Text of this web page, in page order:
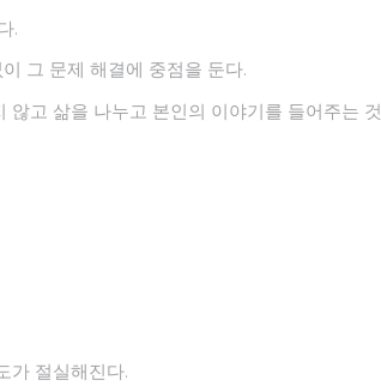
.
그 문제 해결에 중점을 둔다.
고 삶을 나누고 본인의 이야기를 들어주는
가 절실해진다.